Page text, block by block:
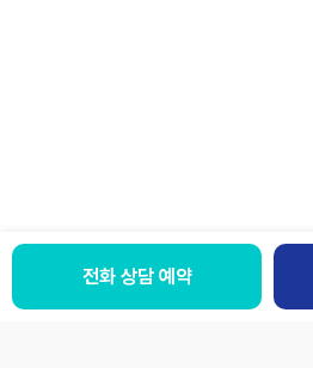
전화 상담 예약